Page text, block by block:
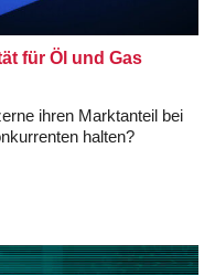
für Öl und Gas
ihren Marktanteil bei
halten?